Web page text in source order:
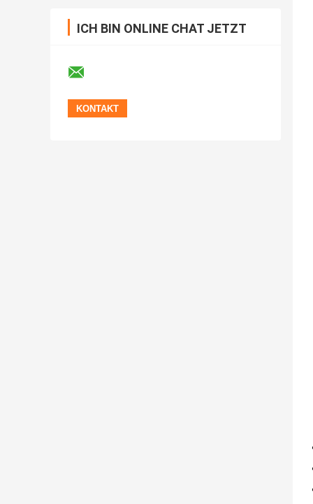
ICH BIN ONLINE CHAT JETZT